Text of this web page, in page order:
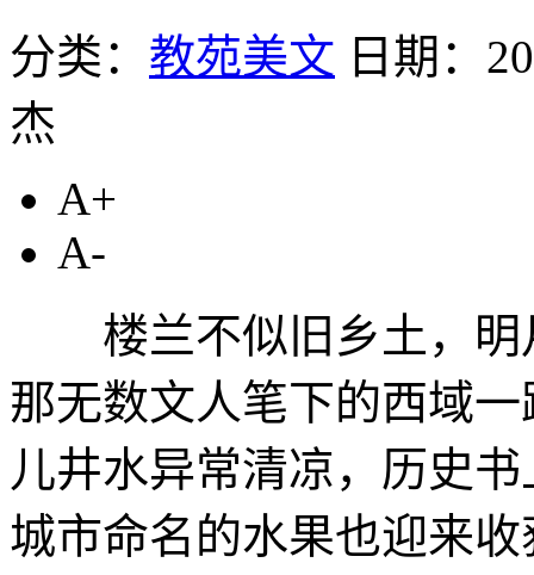
分类： 教苑美文 日期：
杰
A+
A-
楼兰不似旧乡土，明
那无数文人笔下的西域
儿井水异常清凉，历史
城市命名的水果也迎来